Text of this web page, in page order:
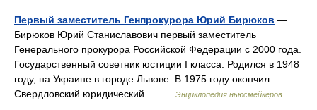
Первый заместитель Генпрокурора Юрий Бирюков —
Бирюков Юрий Станиславович первый заместитель
Генерального прокурора Российской Федерации с 2000 года.
Государственный советник юстиции I класса. Родился в 1948
году, на Украине в городе Львове. В 1975 году окончил
Свердловский юридический… …
Энциклопедия ньюсмейкеров